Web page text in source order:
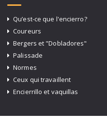
Qu’est-ce que l'encierro?
Coureurs
Bergers et "Dobladores"
Palissade
Normes
Ceux qui travaillent
Encierrillo et vaquillas